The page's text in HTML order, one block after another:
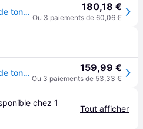
Kit générateur et détecteur de tonalité R180000 TREND Networks audio/vidéo, réseau, télécommunication 180,18 €
Ou 3 paiements de 60,06 €
Kit générateur et détecteur de tonalité R180000 Trend Networks TREND Networks audio/vidéo, réseau, télécommunication 159,99 €
Ou 3 paiements de 53,33 €
chez 1
Tout afficher